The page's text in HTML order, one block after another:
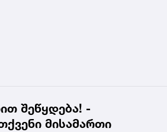
შეწყდება! -
მისამართი